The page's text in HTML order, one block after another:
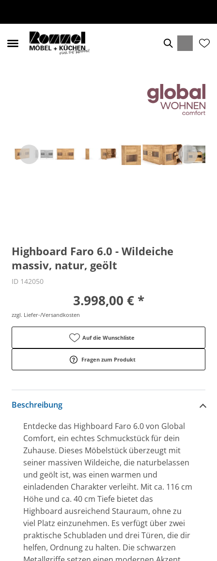
Highboard Faro 6.0 - Wildeiche
massiv, natur, geölt
ID 142050
3.998,00 € *
zzgl. Liefer-/Versandkosten
Auf die Wunschliste
Fragen zum Produkt
Beschreibung
Entdecke das Highboard Faro 6.0 von Global
Comfort, ein echtes Schmuckstück für dein
Zuhause. Dieses Möbelstück überzeugt mit
seiner massiven Wildeiche, die naturbelassen
und geölt ist, was einen warmen und
einladenden Charakter verleiht. Mit ca. 116 cm
Höhe und ca. 40 cm Tiefe bietet das
Highboard ausreichend Stauraum, ohne zu
viel Platz einzunehmen. Es verfügt über zwei
praktische Schubladen und drei Türen, die dir
helfen, Ordnung zu halten. Die schwarzen